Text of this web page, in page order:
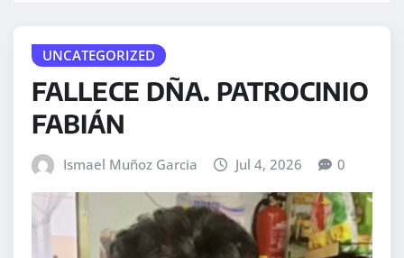
UNCATEGORIZED
FALLECE DÑA. PATROCINIO
FABIÁN
Ismael Muñoz Garcia Jul 4, 2026 0